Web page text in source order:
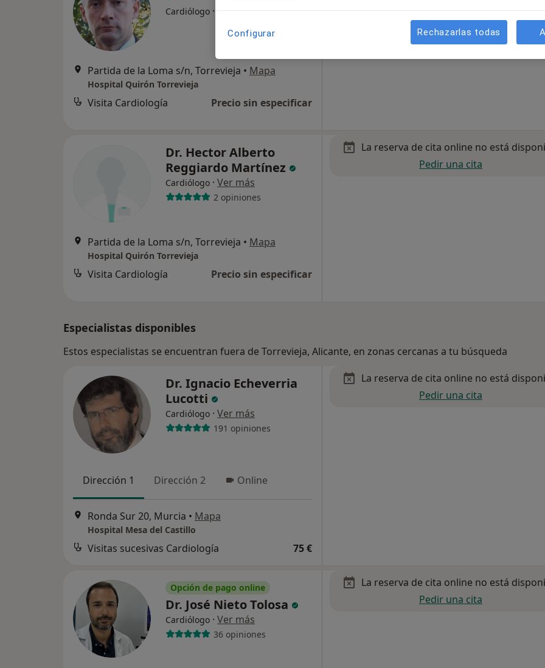
Cardiólogo ·
Partida de la Loma s/n, Torrevieja • Mapa
Hospital Quirón Torrevieja
Visita Cardiología Precio sin especificar
Dr. Hector Alberto
Reggiardo Martínez
Cardiólogo · Ver más
2 opiniones
Partida de la Loma s/n, Torrevieja • Mapa
Hospital Quirón Torrevieja
Visita Cardiología Precio sin especificar
La reserva de cita online no está
Pedir una cita
Especialistas disponibles
Estos especialistas se encuentran fuera de Torrevieja, Alicante, en zonas cercanas a tu búsqueda
Dr. Ignacio Echeverria
Lucotti
Cardiólogo · Ver más
191 opiniones
Dirección 1 Dirección 2 Online
Ronda Sur 20, Murcia • Mapa
Hospital Mesa del Castillo
Visitas sucesivas Cardiología 75 €
La reserva de cita online no está
Pedir una cita
Opción de pago online
Dr. José Nieto Tolosa
Cardiólogo · Ver más
36 opiniones
La reserva de cita online no está
Pedir una cita
Configurar Rechazarlas todas